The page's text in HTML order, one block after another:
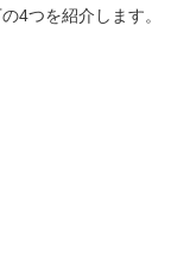
4つを紹介します。